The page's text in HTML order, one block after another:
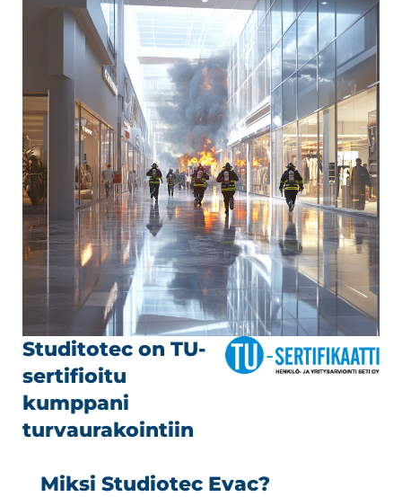
Studitotec on TU-
sertifioitu
kumppani
turvaurakointiin
Miksi Studiotec Evac?